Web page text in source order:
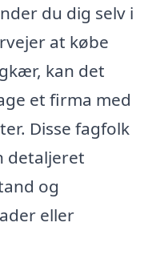
du dig selv i
at købe
kan det
et firma med
Disse fagfolk
detaljeret
og
eller